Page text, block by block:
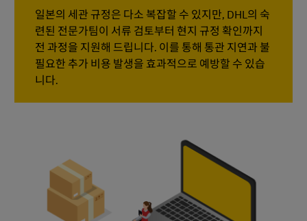
일본의 세관 규정은 다소 복잡할 수 있지만, DHL의 숙
련된 전문가팀이 서류 검토부터 현지 규정 확인까지
전 과정을 지원해 드립니다. 이를 통해 통관 지연과 불
필요한 추가 비용 발생을 효과적으로 예방할 수 있습
니다.